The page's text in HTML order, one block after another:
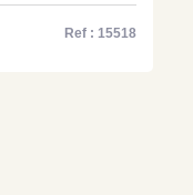
Ref : 15518